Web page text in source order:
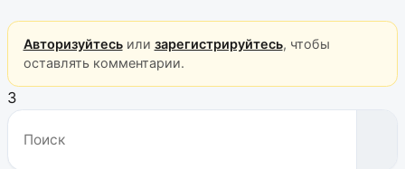
Авторизуйтесьили зарегистрируйтесь, чтобы
оставлять комментарии.
3